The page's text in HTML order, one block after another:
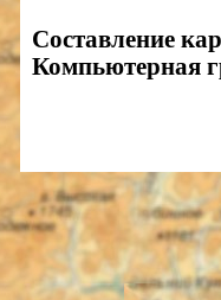
Составление
Компьютерная